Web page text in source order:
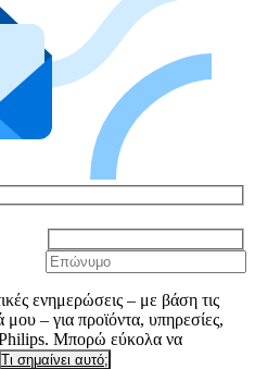
ενημερώσεις – με βάση τις
– για προϊόντα, υπηρεσίες,
Philips. Μπορώ εύκολα να
Τι σημαίνει αυτό;